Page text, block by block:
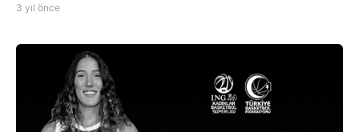
3 yıl önce